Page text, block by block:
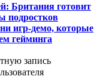
Британия готовит
подростков
игр-демо, которые
гейминга
запись